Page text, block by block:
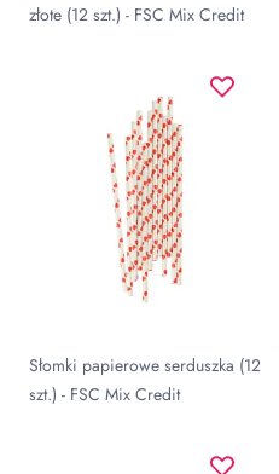
złote (12 szt.) - FSC Mix Credit
Słomki papierowe serduszka (12
szt.) - FSC Mix Credit